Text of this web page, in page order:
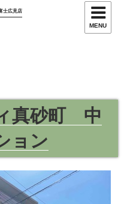
士広見店
MENU
真砂町 中
ョン